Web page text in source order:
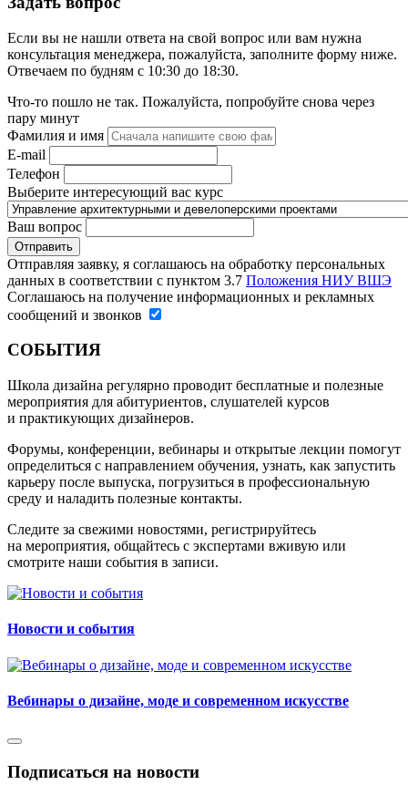
Если вы не нашли ответа на свой вопрос или вам нужна
консультация менеджера, пожалуйста, заполните форму ниже.
Отвечаем по будням с 10:30 до 18:30.
Что-то пошло не так. Пожалуйста, попробуйте снова через
пару минут
Фамилия и имя
E-mail
Телефон
Выберите интересующий вас курс
Ваш вопрос
Отправляя заявку, я соглашаюсь на обработку персональных
данных в соответствии с пунктом 3.7 Положения НИУ ВШЭ
Соглашаюсь на получение информационных и рекламных
сообщений и звонков
СОБЫТИЯ
Школа дизайна регулярно проводит бесплатные и полезные
мероприятия для абитуриентов, слушателей курсов
и практикующих дизайнеров.
Форумы, конференции, вебинары и открытые лекции помогут
определиться с направлением обучения, узнать, как запустить
карьеру после выпуска, погрузиться в профессиональную
среду и наладить полезные контакты.
Следите за свежими новостями, регистрируйтесь
на мероприятия, общайтесь с экспертами вживую или
смотрите наши события в записи.
Новости и события
Вебинары о дизайне, моде и современном искусстве
Подписаться на новости